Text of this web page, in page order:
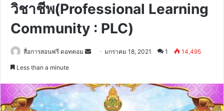
วิชาชีพ(Professional Learning
Community : PLC)
สื่อการสอนฟรี ดอทคอม
Sendมกราคม 18, 2021 1 14,495
Less than a minute